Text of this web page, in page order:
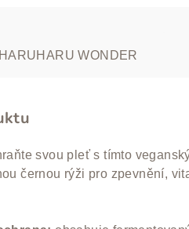
HARUHARU WONDER
svou pleť s tímto
černou rýži pro zpevnění,